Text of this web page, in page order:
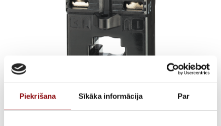
Piekrišana Sīkāka informācija Par